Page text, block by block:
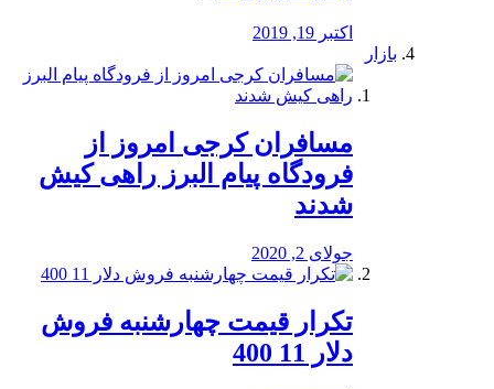
اکتبر 19, 2019
بازار
مسافران کرجی امروز از
فرودگاه پیام البرز راهی کیش
شدند
جولای 2, 2020
تکرار قیمت چهارشنبه فروش
دلار 11 400